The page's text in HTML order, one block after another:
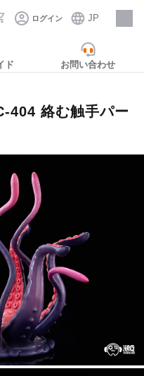
ログイン JP
採用情報
ド お問い合わせ
404 絡む触手パー